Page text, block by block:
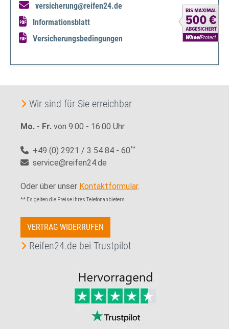
versicherung@reifen24.de
Informationsblatt
Versicherungsbedingungen
Wir sind für Sie erreichbar
Mo. - Fr. von 9:00 - 16:00 Uhr
+49 (0) 2921 / 3 54 84 - 60**
service@reifen24.de
Oder über unser Kontaktformular.
** Es gelten die Preise Ihres Telefonanbieters
VERTRAG WIDERRUFEN
Reifen24.de bei Trustpilot